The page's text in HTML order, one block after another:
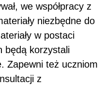
we współpracy z
niezbędne do
w postaci
będą korzystali
Zapewni też uczniom
z